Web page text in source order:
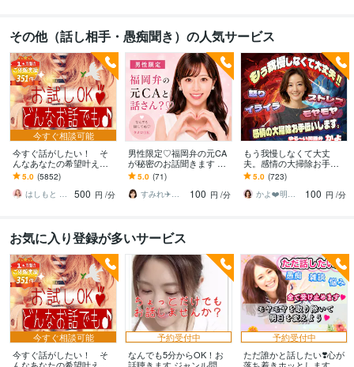
その他（話し相手・愚痴聞き）の人気サービス
今すぐ相談可能
今すぐ話がしたい！ そ
んなあなたの希望叶えま
す 今日あったことから深
刻な悩みまで☆何でも打
ち明けてください。
5.0 (5852)
はしもと ゆっこ♡救急こころの相談室
500 円 /分
男性限定♡福岡弁の元CA
が秘密のお話聞きます 雑
談・趣味・恋愛・性の悩
みなど…な〜んでも聞く
けんね！
5.0 (71)
すみれ✈️福岡弁の元CA
100 円 /分
もう我慢しなくて大丈
夫。感情の大掃除お手伝
いします 怒り/イライラ/モ
ヤモヤ/ストレス/焦り/感情
爆発/本音
5.0 (723)
かよ❤️明日が少し楽しみになる場所
100 円 /分
お気に入り登録が多いサービス
今すぐ相談可能
今すぐ話がしたい！ そ
予約受付中
なんでも5分からOK！お
予約受付中
ただ誰かと話したい❣️心が